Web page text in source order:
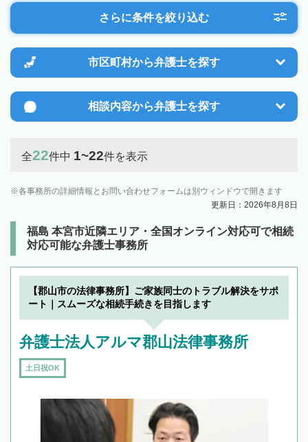
さらに条件を絞り込む
市区町村から弁護士を探す
相談内容から弁護士を探す
全22件中 1~22件を表示
各事務所の詳細情報とお問い合わせフォームは別ウィンドウで開きます
更新日：2026年8月8日
福島 本宮市近隣エリア・全国オンライン対応可で相続
対応可能な弁護士事務所
【郡山市の法律事務所】ご家族同士のトラブル解決をサポ
ート｜スムーズな相続手続きを目指します
弁護士法人アルマ郡山法律事務所
土日祝OK